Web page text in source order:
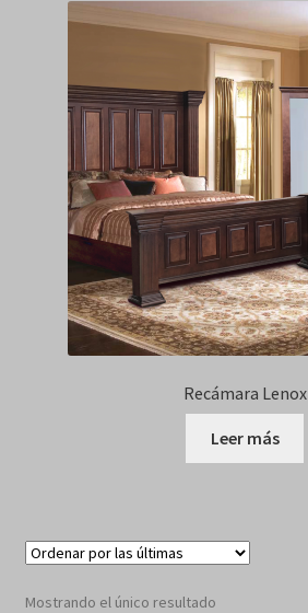
Recámara Lenox
Leer más
Mostrando el único resultado